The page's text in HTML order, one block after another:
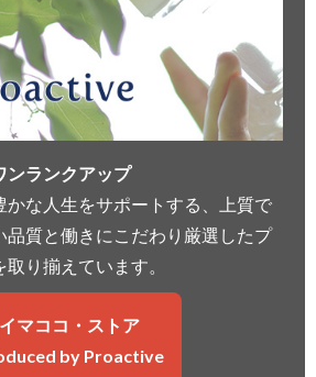
ンランクアップ
かな人生をサポートする、上質で
品質と働きにこだわり厳選したプ
り揃えています。
イマココ・ストア
by Proactive